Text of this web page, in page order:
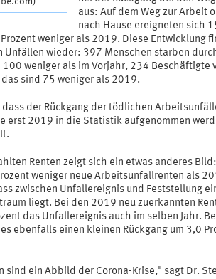
aus: Auf dem Weg zur Arbeit
nach Hause ereigneten sich
weniger als 2019. Diese Entwicklung
Unfällen wieder: 397 Menschen starben
weniger als im Vorjahr, 234 Beschäftigte
sind 75 weniger als 2019.
der Rückgang der tödlichen
erst 2019 in die Statistik aufgenommen
Renten zeigt sich ein etwas anderes
weniger neue Arbeitsunfallrenten als
zwischen Unfallereignis und Feststellung
liegt. Bei den 2019 neu zuerkannten
das Unfallereignis auch im selben Jahr.
ebenfalls einen kleinen Rückgang um 3,0
sind ein Abbild der Corona-Krise," sagt Dr.